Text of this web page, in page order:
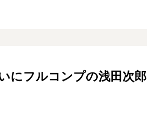
にフルコンプの浅田次郎